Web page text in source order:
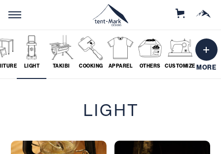
STOREMOUNTAIN
LIGHT TAKIBI COOKING APPAREL OTHERS CUSTOMIZE MORE
ソロ グループ
LIGHT